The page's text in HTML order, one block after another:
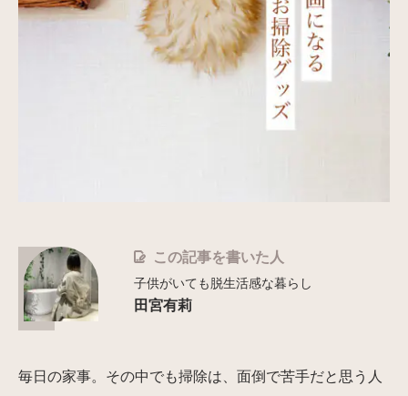
この記事を書いた人
子供がいても脱生活感な暮らし
田宮有莉
毎日の家事。その中でも掃除は、面倒で苦手だと思う人